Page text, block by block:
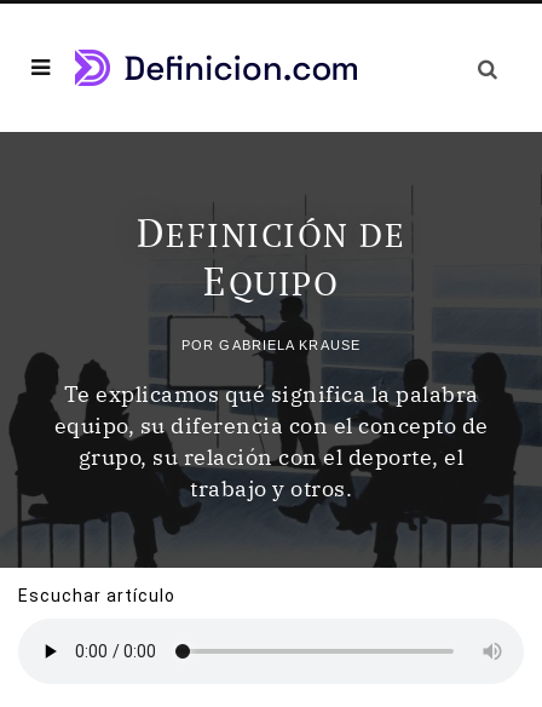
DEFINICIÓN DE
EQUIPO
PORGABRIELA KRAUSE
Te explicamos qué significa la palabra
equipo, su diferencia con el concepto de
grupo, su relación con el deporte, el
trabajo y otros.
Escuchar artículo